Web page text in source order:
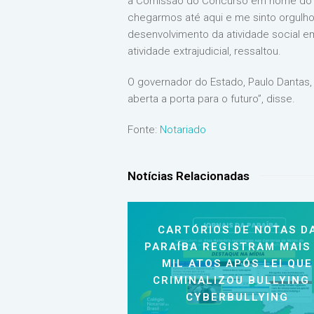
chegarmos até aqui e me sinto
desenvolvimento da atividade social
atividade extrajudicial, ressaltou.
O governador do Estado, Paulo
aberta a porta para o futuro”, disse.
Fonte: Notariado
Notícias Relacionadas
CARTÓRIOS DE NOTAS
PARAÍBA REGISTRAM MAIS
MIL ATOS APÓS LEI QUE
CRIMINALIZOU BULLYING
CYBERBULLYING